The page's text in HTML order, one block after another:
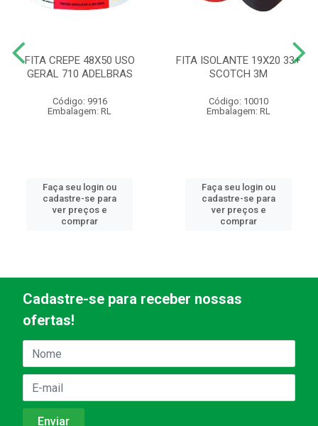
FITA CREPE 48X50 USO
GERAL 710 ADELBRAS
Código: 9916
Embalagem: RL
Faça seu login ou
cadastre-se para
ver preços e
comprar
FITA ISOLANTE 19X20 33+
SCOTCH 3M
Código: 10010
Embalagem: RL
Faça seu login ou
cadastre-se para
ver preços e
comprar
Cadastre-se para receber nossas
ofertas!